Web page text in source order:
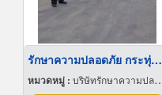
รักษาความปลอดภัย กระทุ่มแบน สมุทรสาคร
หมวดหมู่ : บริษัทรักษาความปลอดภัย 24 ชม.